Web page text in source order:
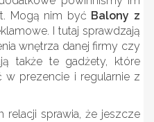
Mogą nim być Balony z
I tutaj sprawdzają
wnętrza danej firmy czy
także te gadżety, które
w prezencie i regularnie z
relacji sprawia, że jeszcze